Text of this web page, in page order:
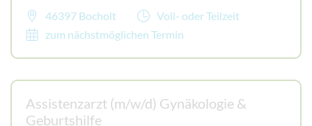
46397 Bocholt
Voll- oder Teilzeit
zum nächstmöglichen Termin
Assistenzarzt (m/w/d) Gynäkologie &
Geburtshilfe